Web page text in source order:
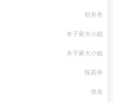
祈舟舟
木子家大小姐
木子家大小姐
陈若舟
佚名